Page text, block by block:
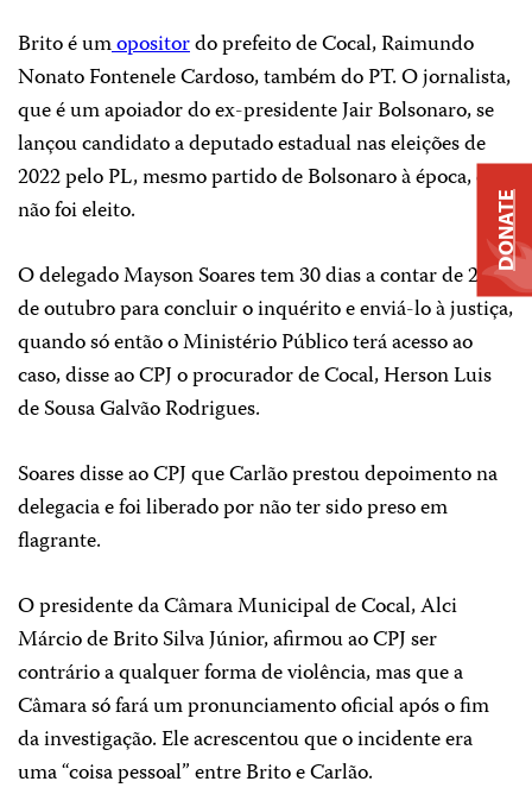
Brito é umopositordo prefeito de Cocal, Raimundo
Nonato Fontenele Cardoso, também do PT. O jornalista,
que é um apoiador do ex-presidente Jair Bolsonaro, se
lançou candidato a deputado estadual nas eleições de
2022 pelo PL, mesmo partido de Bolsonaro à época, e
não foi eleito.
O delegado Mayson Soares tem 30 dias a contar de 23
de outubro para concluir o inquérito e enviá-lo à justiça,
quando só então o Ministério Público terá acesso ao
caso, disse ao CPJ o procurador de Cocal, Herson Luis
de Sousa Galvão Rodrigues.
Soares disse ao CPJ que Carlão prestou depoimento na
delegacia e foi liberado por não ter sido preso em
flagrante.
O presidente da Câmara Municipal de Cocal, Alci
Márcio de Brito Silva Júnior, afirmou ao CPJ ser
contrário a qualquer forma de violência, mas que a
Câmara só fará um pronunciamento oficial após o fim
da investigação. Ele acrescentou que o incidente era
uma “coisa pessoal” entre Brito e Carlão.
DONATE